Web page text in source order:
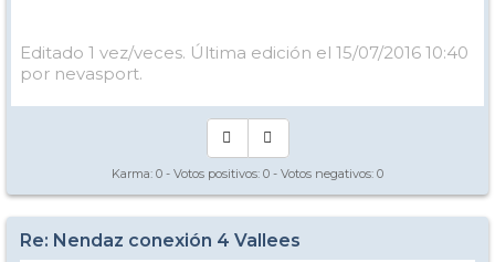
Editado 1 vez/veces. Última edición el 15/07/2016 10:40
por nevasport.
Karma: 0 - Votos positivos: 0 - Votos negativos: 0
Re: Nendaz conexión 4 Vallees